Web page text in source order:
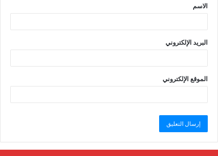
الاسم
البريد الإلكتروني
الموقع الإلكتروني